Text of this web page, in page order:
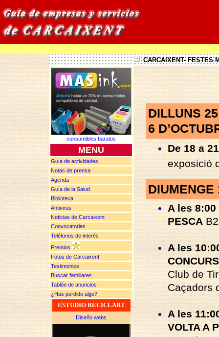
consumibles baratos
MENU
Guía de actividades
Notas de prensa
Agenda
Guía de la Salud
Biblioteca
Antivirus
Noticias de Carcaixent
Convocatorias
Teléfonos de interés
Premios
Fotos de Carcaixent
Testimonios
Buscar familiares
Tablón de anuncios
¿Has perdido algo?
ESTUDIO RECICLART
Diseño webs
CARCAIXENT- FESTES
DILLUNS
6
De 18 a
exposició
DIUMENGE
A les 8:00
PESCA
A les
Club de
Caçadors
A les
VOLTA A